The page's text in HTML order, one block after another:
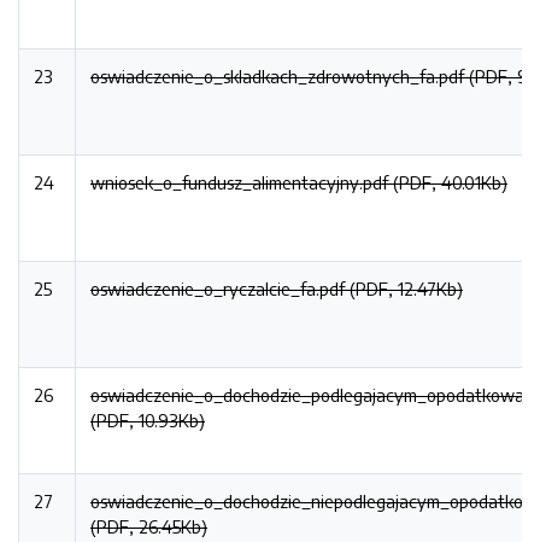
23 oswiadczenie_o_skladkach_zdrowotnych_fa.pdf (PDF,
24 wniosek_o_fundusz_alimentacyjny.pdf (PDF, 40.01Kb)
25 oswiadczenie_o_ryczalcie_fa.pdf (PDF, 12.47Kb)
26
(PDF, 10.93Kb)
27
(PDF, 26.45Kb)